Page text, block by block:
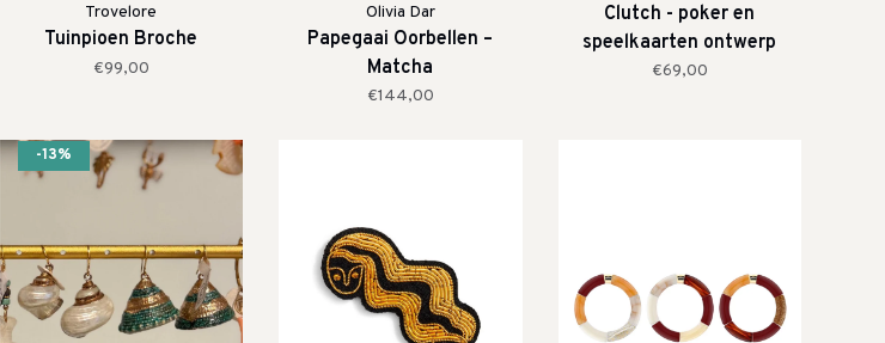
Trovelore
Tuinpioen Broche
€99,00
Olivia Dar
Papegaai Oorbellen –
Matcha
€144,00
Clutch - poker en
speelkaarten ontwerp
€69,00
-13%